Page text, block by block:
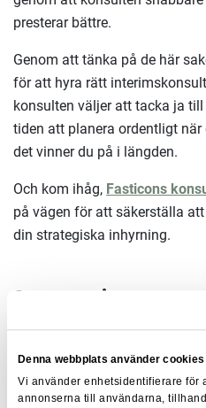
Denna webbplats använder cookies
Vi använder enhetsidentifierare för
annonserna till användarna,
presterar bättre.
Genom att tänka på de här
för att hyra rätt
konsulten väljer att tacka ja
tiden att planera ordentligt
det vinner du på i längden.
Och kom ihåg, Fasticons
på vägen för att säkerställa
din strategiska inhyrning.
Summering:
Formulera uppdraget